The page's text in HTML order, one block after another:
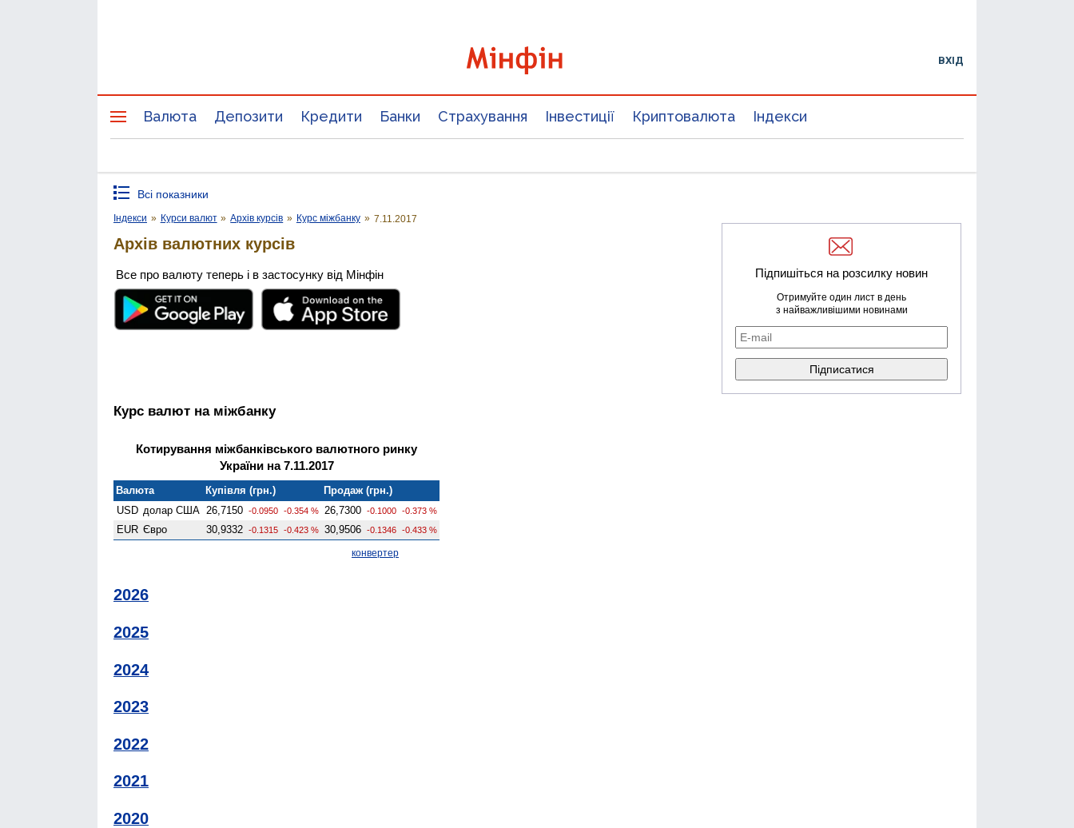
ВХІД
Валюта Депозити Кредити Банки Страхування Інвестиції Криптовалюта Індекси
Всі показники
Індекси » Курси валют » Архів курсів » Курс міжбанку » 7.11.2017
Архів валютних курсів
Все про валюту теперь і в застосунку від Мінфін
Курс валют на міжбанку
Котирування міжбанківського валютного ринку
України на 7.11.2017
Валюта Купівля (грн.)
Продаж (грн.)
USD долар США 26,7150 -0.0950 -0.354 % 26,7300 -0.1000 -0.373 %
EUR Євро 30,9332 -0.1315 -0.423 % 30,9506 -0.1346 -0.433 %
конвертер
2026
2025
2024
2023
2022
2021
2020
Підпишіться на розсилку новин
Отримуйте один лист в день
з найважливішими новинами